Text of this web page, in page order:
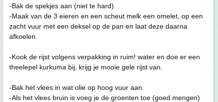
-Bak de spekjes aan (niet te hard)
-Maak van de 3 eieren en een scheut melk een omelet, op een
zacht vuur met een deksel op de pan en laat deze daarna
afkoelen.
-Kook de rijst volgens verpakking in ruim! water en doe er een
theelepel kurkuma bij, krijg je mooie gele rijst van.
-Bak het vlees in wat olie op hoog vuur aan.
-Als het vlees bruin is voeg je de groenten toe (goed mengen)